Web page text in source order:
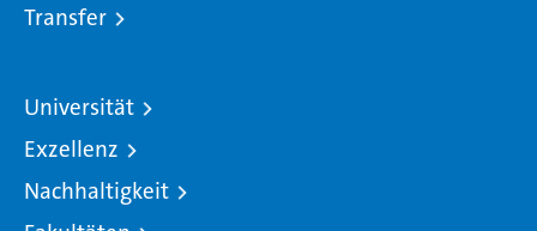
Transfer
Universität
Exzellenz
Nachhaltigkeit